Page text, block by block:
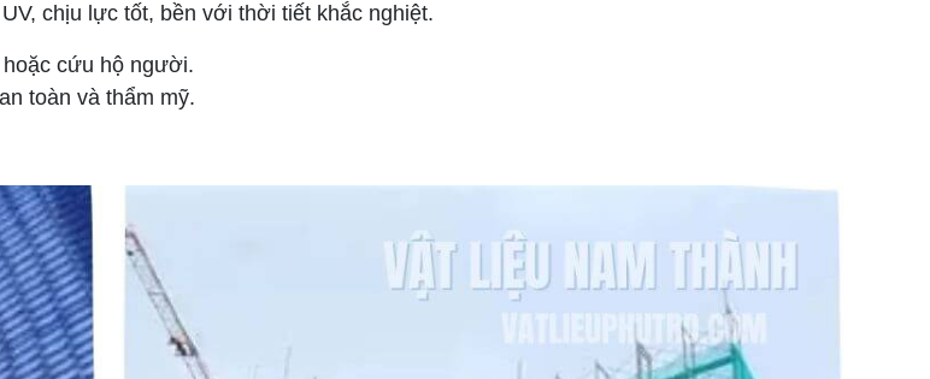
chịu lực tốt, bền với thời tiết khắc nghiệt.
cứu hộ người.
toàn và thẩm mỹ.